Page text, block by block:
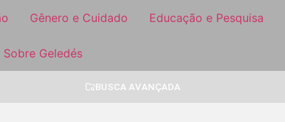
Gênero e Cuidado Educação e Pesquisa
Sobre Geledés
BUSCA AVANÇADA